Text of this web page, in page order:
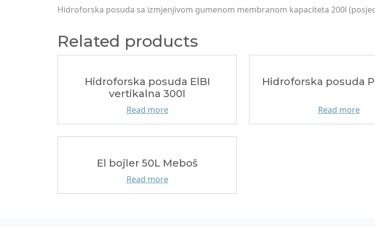
Hidroforska posuda sa izmjenjivom gumenom membranom kapaciteta 200l
Related products
Hidroforska posuda ElBI
vertikalna 300l
Read more
Hidroforska posuda
Read more
El bojler 50L Meboš
Read more